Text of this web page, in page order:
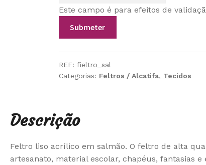
Este campo é para efeitos de
REF: fieltro_sal
Categorias: Feltros / Alcatifa, Tecidos
Descrição
Feltro liso acrílico em salmão. O feltro de alta
artesanato, material escolar, chapéus, fantasias